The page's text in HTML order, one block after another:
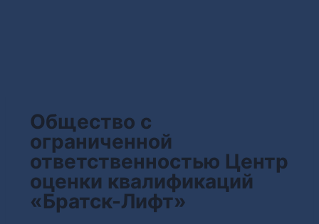
Общество с
ограниченной
ответственностью Центр
оценки квалификаций
«Братск-Лифт»